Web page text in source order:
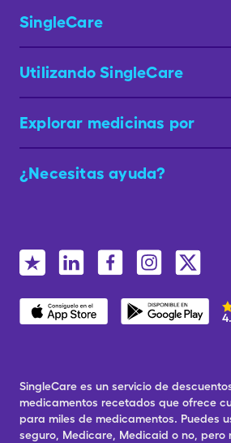
SingleCare
Utilizando SingleCare
Explorar medicinas por
¿Necesitas ayuda?
SingleCare es un servicio de
medicamentos recetados que ofrece
para miles de medicamentos. Puedes
seguro, Medicare, Medicaid o no, pero